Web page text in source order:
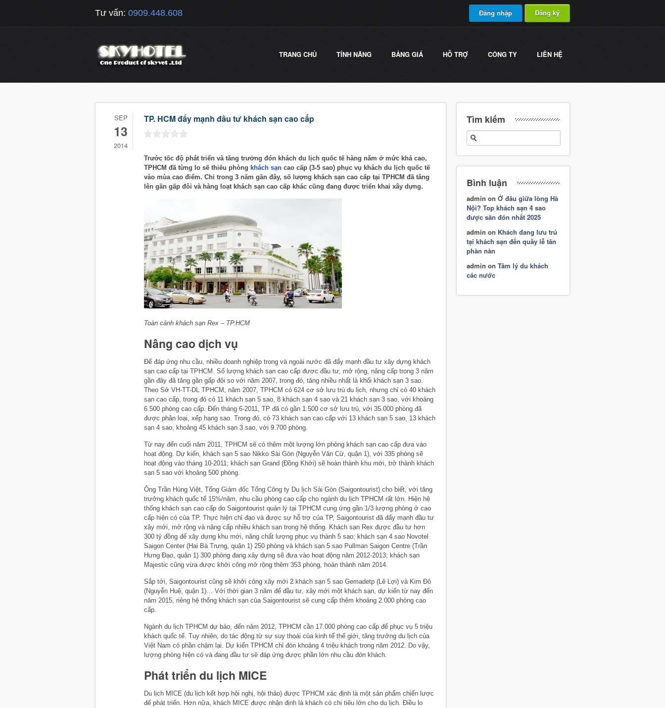
Tư vấn: 0909.448.608 Đăng nhập Đăng ký
TRANG CHỦ TÍNH NĂNG BẢNG GIÁ HỖ TRỢ CÔNG TY LIÊN HỆ
SEP
13
2014
TP. HCM đẩy mạnh đầu tư khách sạn cao cấp
Trước tốc độ phát triển và tăng trưởng đón khách du lịch quốc tế hàng năm ở mức khá cao,
TPHCM đã từng lo sẽ thiếu phòng khách sạn cao cấp (3-5 sao) phục vụ khách du lịch quốc tế
vào mùa cao điểm. Chỉ trong 3 năm gần đây, số lượng khách sạn cao cấp tại TPHCM đã tăng
lên gần gấp đôi và hàng loạt khách sạn cao cấp khác cũng đang được triển khai xây dựng.
Toàn cảnh khách sạn Rex – TP.HCM
Nâng cao dịch vụ
Để đáp ứng nhu cầu, nhiều doanh nghiệp trong và ngoài nước đã đẩy mạnh đầu tư xây dựng khách
sạn cao cấp tại TPHCM. Số lượng khách sạn cao cấp được đầu tư, mở rộng, nâng cấp trong 3 năm
gần đây đã tăng gần gấp đôi so với năm 2007, trong đó, tăng nhiều nhất là khối khách sạn 3 sao.
Theo Sở VH-TT-DL TPHCM, năm 2007, TPHCM có 624 cơ sở lưu trú du lịch, nhưng chỉ có 40 khách
sạn cao cấp, trong đó có 11 khách sạn 5 sao, 8 khách sạn 4 sao và 21 khách sạn 3 sao, với khoảng
6.500 phòng cao cấp. Đến tháng 6-2011, TP đã có gần 1.500 cơ sở lưu trú, với 35.000 phòng đã
được phân loại, xếp hạng sao. Trong đó, có 73 khách sạn cao cấp với 13 khách sạn 5 sao, 13 khách
sạn 4 sao, khoảng 45 khách sạn 3 sao, với 9.700 phòng.
Từ nay đến cuối năm 2011, TPHCM sẽ có thêm một lượng lớn phòng khách sạn cao cấp đưa vào
hoạt động. Dự kiến, khách sạn 5 sao Nikko Sài Gòn (Nguyễn Văn Cừ, quận 1), với 335 phòng sẽ
hoạt động vào tháng 10-2011; khách sạn Grand (Đồng Khởi) sẽ hoàn thành khu mới, trở thành khách
sạn 5 sao với khoảng 500 phòng.
Ông Trần Hùng Việt, Tổng Giám đốc Tổng Công ty Du lịch Sài Gòn (Saigontourist) cho biết, với tăng
trưởng khách quốc tế 15%/năm, nhu cầu phòng cao cấp cho ngành du lịch TPHCM rất lớn. Hiện hệ
thống khách sạn cao cấp do Saigontourist quản lý tại TPHCM cung ứng gần 1/3 lượng phòng ở cao
cấp hiện có của TP. Thực hiện chỉ đạo và được sự hỗ trợ của TP, Saigontourist đã đẩy mạnh đầu tư
xây mới, mở rộng và nâng cấp nhiều khách sạn trong hệ thống. Khách sạn Rex được đầu tư hơn
300 tỷ đồng để xây dựng khu mới, nâng chất lượng phục vụ thành 5 sao; khách sạn 4 sao Novotel
Saigon Center (Hai Bà Trưng, quận 1) 250 phòng và khách sạn 5 sao Pullman Saigon Centre (Trần
Hưng Đạo, quận 1) 300 phòng đang xây dựng sẽ đưa vào hoạt động năm 2012-2013; khách sạn
Majestic cũng vừa được khởi công mở rộng thêm 353 phòng, hoàn thành năm 2014.
Sắp tới, Saigontourist cũng sẽ khởi công xây mới 2 khách sạn 5 sao Gemadetp (Lê Lợi) và Kim Đô
(Nguyễn Huệ, quận 1)… Với thời gian 3 năm để đầu tư, xây mới một khách sạn, dự kiến từ nay đến
năm 2015, riêng hệ thống khách sạn của Saigontourist sẽ cung cấp thêm khoảng 2.000 phòng cao
cấp.
Ngành du lịch TPHCM dự báo, đến năm 2012, TPHCM cần 17.000 phòng cao cấp để phục vụ 5 triệu
khách quốc tế. Tuy nhiên, do tác động từ sự suy thoái của kinh tế thế giới, tăng trưởng du lịch của
Việt Nam có phần chậm lại. Dự kiến TPHCM chỉ đón khoảng 4 triệu khách trong năm 2012. Do vậy,
lượng phòng hiện có và đang đầu tư sẽ đáp ứng được phần lớn nhu cầu đón khách.
Phát triển du lịch MICE
Du lịch MICE (du lịch kết hợp hội nghị, hội thảo) được TPHCM xác định là một sản phẩm chiến lược
để phát triển. Hơn nữa, khách MICE được nhận định là khách có chi tiêu lớn cho du lịch. Điều lo
Tìm kiếm
Bình luận
admin on Ở đâu giữa lòng Hà
Nội? Top khách sạn 4 sao
được săn đón nhất 2025
admin on Khách đang lưu trú
tại khách sạn đến quầy lễ tân
phàn nàn
admin on Tâm lý du khách
các nước